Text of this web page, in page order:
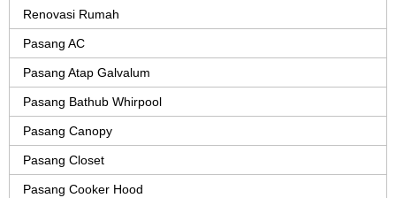
Renovasi Rumah
Pasang AC
Pasang Atap Galvalum
Pasang Bathub Whirpool
Pasang Canopy
Pasang Closet
Pasang Cooker Hood